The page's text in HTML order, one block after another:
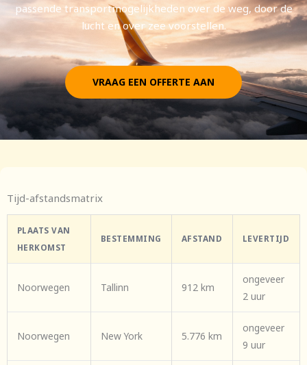
passende transportmogelijkheden over de weg, door de
lucht en over zee voorstellen.
VRAAG EEN OFFERTE AAN
Tijd-afstandsmatrix
PLAATS VAN
HERKOMST
BESTEMMING AFSTAND LEVERTIJD
Noorwegen Tallinn 912 km
ongeveer
2 uur
Noorwegen New York 5.776 km
ongeveer
9 uur